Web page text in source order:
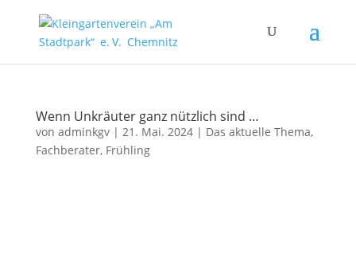
Wenn Unkräuter ganz nützlich sind …
von adminkgv| 21. Mai. 2024| Das aktuelle Thema,
Fachberater, Frühling